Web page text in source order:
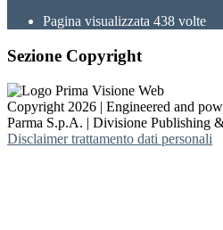
Pagina visualizzata 438 volte
Sezione Copyright
Copyright 2026 | Engineered and
Parma S.p.A. | Divisione Publishing
Disclaimer trattamento dati personali